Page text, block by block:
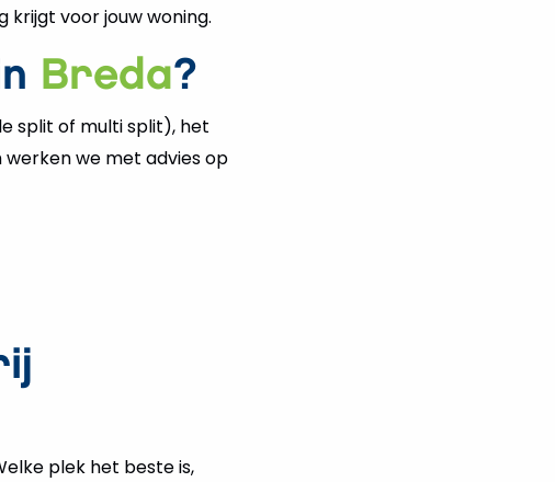
krijgt voor jouw woning.
Breda?
split of multi split), het
werken we met advies op
plek het beste is,